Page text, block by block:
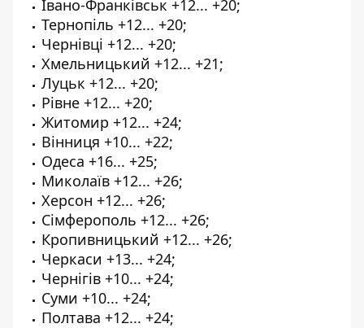
Івано-Франківськ +12... +20;
Тернопіль +12... +20;
Чернівці +12... +20;
Хмельницький +12... +21;
Луцьк +12... +20;
Рівне +12... +20;
Житомир +12... +24;
Вінниця +10... +22;
Одеса +16... +25;
Миколаїв +12... +26;
Херсон +12... +26;
Сімферополь +12... +26;
Кропивницький +12... +26;
Черкаси +13... +24;
Чернігів +10... +24;
Суми +10... +24;
Полтава +12... +24;